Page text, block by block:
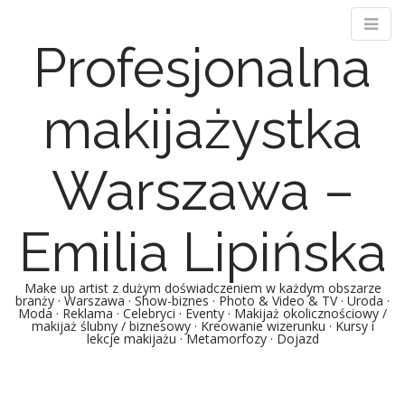
Profesjonalna
makijażystka
Warszawa –
Emilia Lipińska
Make up artist z dużym doświadczeniem w każdym obszarze
branży · Warszawa · Show-biznes · Photo & Video & TV · Uroda ·
Moda · Reklama · Celebryci · Eventy · Makijaż okolicznościowy /
makijaż ślubny / biznesowy · Kreowanie wizerunku · Kursy i
lekcje makijażu · Metamorfozy · Dojazd